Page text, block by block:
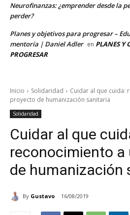
Neurofinanzas: ¿emprender desde la
perder?
Planes y objetivos para progresar –
mentoría | Daniel Adler en PLANES Y
PROGRESAR